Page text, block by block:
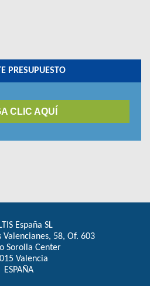
PRESUPUESTO
CLIC AQUÍ
España SL
Valencianes, 58, Of. 603
Sorolla Center
Valencia
ESPAÑA